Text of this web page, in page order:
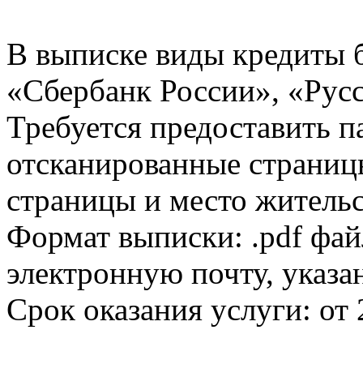
В выписке виды кредиты
«Сбербанк России»,
Требуется предоставить
отсканированные
страницы и место
Формат выписки: .pdf
электронную почту,
Срок оказания услуги: от